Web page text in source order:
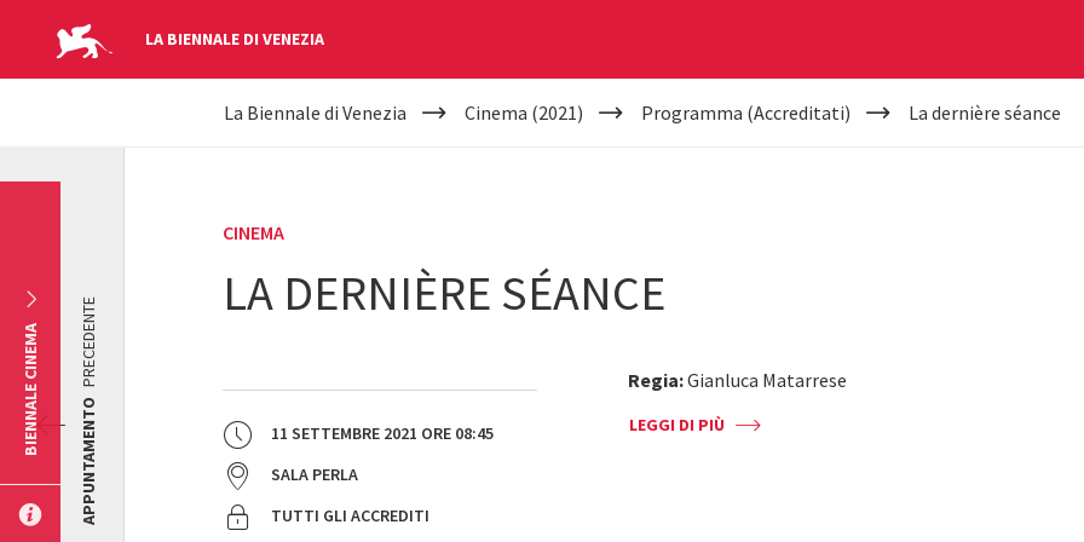
LA BIENNALE DI VENEZIA
YOUR
La Biennale di Venezia Cinema (2021) Programma (Accreditati) La dernière séance
CINEMA
LA DERNIÈRE SÉANCE
11 SETTEMBRE 2021 ORE 08:45
SALA PERLA
TUTTI GLI ACCREDITI
Regia:Gianluca Matarrese
LEGGI DI PIÙ
APPUNTAMENTO
PRECEDENTE
BIENNALE CINEMA